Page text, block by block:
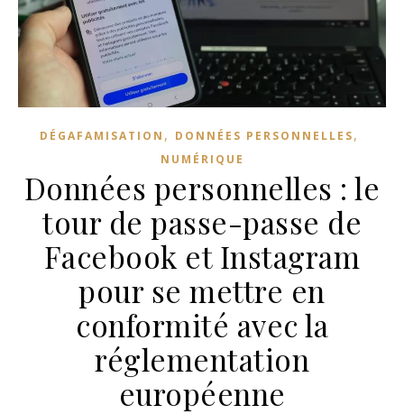
DÉGAFAMISATION , DONNÉES PERSONNELLES,
NUMÉRIQUE
Données personnelles : le
tour de passe-passe de
Facebook et Instagram
pour se mettre en
conformité avec la
réglementation
européenne